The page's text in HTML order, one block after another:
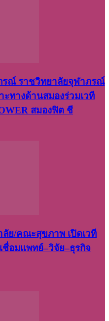
รณ์ ราชวิทยาลัยจุฬาภรณ์
ทางด้านสมองร่วมเวที
สมองฟิต ชี
ลัย/คณะสุขภาพ เปิดเวที
ชื่อมแพทย์–วิจัย–ธุรกิจ